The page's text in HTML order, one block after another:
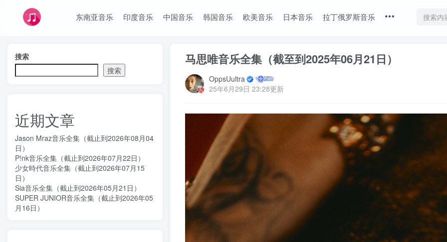
东南亚音乐 印度音乐 中国音乐 韩国音乐 欧美音乐 日本音乐 拉丁俄罗斯音乐
马思唯音乐全集（截至到2025年06月21日）
OppsUultra
25年6月29日 23:28更新
搜索
搜索
近期文章
Jason Mraz音乐全集（截止到2026年08月04
日）
P!nk音乐全集（截止到2026年07月22日）
少女時代音乐全集（截止到2026年07月15
日）
Sia音乐全集（截止到2026年05月21日）
SUPER JUNIOR音乐全集（截止到2026年05
月16日）